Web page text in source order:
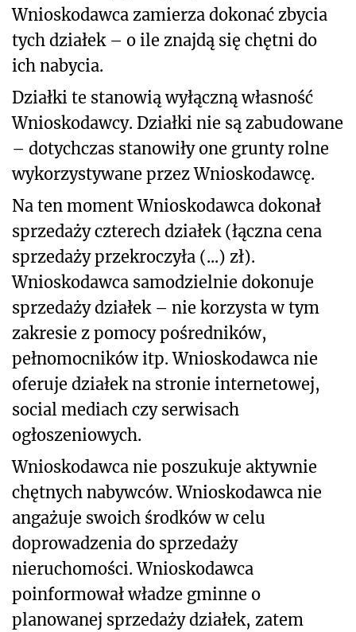
Wnioskodawca zamierza dokonać zbycia
tych działek – o ile znajdą się chętni do
ich nabycia.
Działki te stanowią wyłączną własność
Wnioskodawcy. Działki nie są zabudowane
– dotychczas stanowiły one grunty rolne
wykorzystywane przez Wnioskodawcę.
Na ten moment Wnioskodawca dokonał
sprzedaży czterech działek (łączna cena
sprzedaży przekroczyła (...) zł).
Wnioskodawca samodzielnie dokonuje
sprzedaży działek – nie korzysta w tym
zakresie z pomocy pośredników,
pełnomocników itp. Wnioskodawca nie
oferuje działek na stronie internetowej,
social mediach czy serwisach
ogłoszeniowych.
Wnioskodawca nie poszukuje aktywnie
chętnych nabywców. Wnioskodawca nie
angażuje swoich środków w celu
doprowadzenia do sprzedaży
nieruchomości. Wnioskodawca
poinformował władze gminne o
planowanej sprzedaży działek, zatem